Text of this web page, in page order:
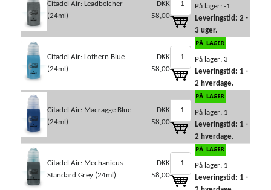
Citadel Air: Leadbelcher
(24ml)
DKK
58,00
På lager: -1
Leveringstid: 2 -
3 uger.
Citadel Air: Lothern Blue
(24ml)
DKK
58,00
På lager: 3
Leveringstid: 1 -
2 hverdage.
Citadel Air: Macragge Blue
(24ml)
DKK
58,00
På lager: 1
Leveringstid: 1 -
2 hverdage.
Citadel Air: Mechanicus
Standard Grey (24ml)
DKK
58,00
På lager: 1
Leveringstid: 1 -